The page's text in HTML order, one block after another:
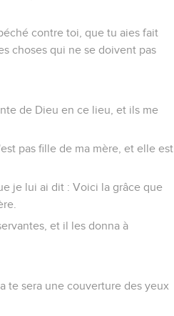
contre toi, que tu aies fait
choses qui ne se doivent pas
de Dieu en ce lieu, et ils me
pas fille de ma mère, et elle est
je lui ai dit : Voici la grâce que
et il les donna à
te sera une couverture des yeux